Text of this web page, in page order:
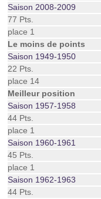
Saison 2008-2009
77 Pts.
place 1
Le moins de points
Saison 1949-1950
22 Pts.
place 14
Meilleur position
Saison 1957-1958
44 Pts.
place 1
Saison 1960-1961
45 Pts.
place 1
Saison 1962-1963
44 Pts.